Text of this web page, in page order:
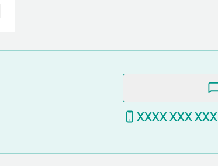
XXXX XXX XXX